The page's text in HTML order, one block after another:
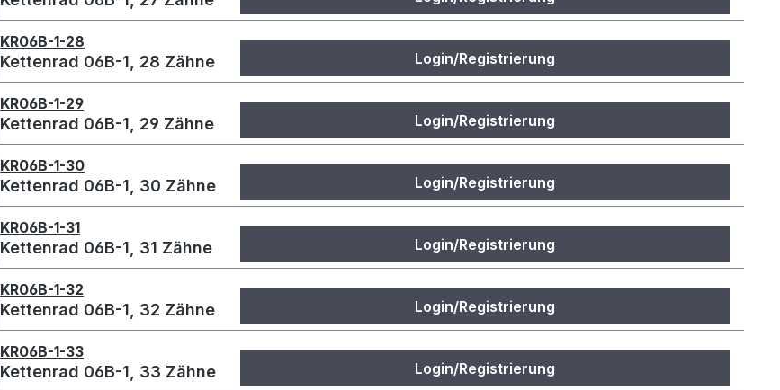
KR06B-1-28
Kettenrad 06B-1, 28 Zähne Login/Registrierung
KR06B-1-29
Kettenrad 06B-1, 29 Zähne Login/Registrierung
KR06B-1-30
Kettenrad 06B-1, 30 Zähne Login/Registrierung
KR06B-1-31
Kettenrad 06B-1, 31 Zähne Login/Registrierung
KR06B-1-32
Kettenrad 06B-1, 32 Zähne Login/Registrierung
KR06B-1-33
Kettenrad 06B-1, 33 Zähne Login/Registrierung